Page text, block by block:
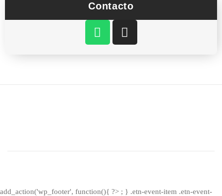
Contacto
add_action('wp_footer', function(){ ?> ; } .etn-event-item .etn-event-